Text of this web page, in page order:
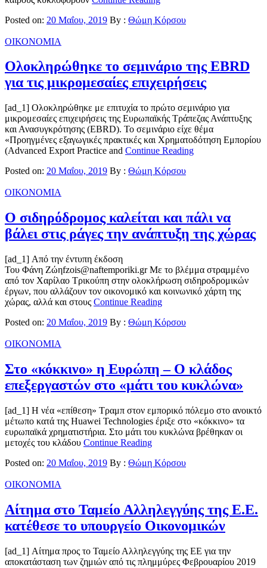
Posted on: 20 Μαΐου, 2019 By : Θώμη Κόρσου
ΟΙΚΟΝΟΜΙΑ
Ολοκληρώθηκε το σεμινάριο της EBRD
για τις μικρομεσαίες επιχειρήσεις
[ad_1] Oλοκληρώθηκε με επιτυχία το πρώτο σεμινάριο για
μικρομεσαίες επιχειρήσεις της Ευρωπαϊκής Τράπεζας Ανάπτυξης
και Ανασυγκρότησης (EBRD). Το σεμινάριο είχε θέμα
«Προηγμένες εξαγωγικές πρακτικές και Χρηματοδότηση Εμπορίου
(Advanced Export Practice and Continue Reading
Posted on: 20 Μαΐου, 2019 By : Θώμη Κόρσου
ΟΙΚΟΝΟΜΙΑ
Ο σιδηρόδρομος καλείται και πάλι να
βάλει στις ράγες την ανάπτυξη της χώρας
[ad_1] Από την έντυπη έκδοση
Του Φάνη Ζώηfzois@naftemporiki.gr Με το βλέμμα στραμμένο
από τον Χαρίλαο Τρικούπη στην ολοκλήρωση σιδηροδρομικών
έργων, που αλλάζουν τον οικονομικό και κοινωνικό χάρτη της
χώρας, αλλά και στους Continue Reading
Posted on: 20 Μαΐου, 2019 By : Θώμη Κόρσου
ΟΙΚΟΝΟΜΙΑ
Στο «κόκκινο» η Ευρώπη – Ο κλάδος
επεξεργαστών στο «μάτι του κυκλώνα»
[ad_1] Η νέα «επίθεση» Τραμπ στον εμπορικό πόλεμο στο ανοικτό
μέτωπο κατά της Huawei Technologies έριξε στο «κόκκινο» τα
ευρωπαϊκά χρηματιστήρια. Στο μάτι του κυκλώνα βρέθηκαν οι
μετοχές του κλάδου Continue Reading
Posted on: 20 Μαΐου, 2019 By : Θώμη Κόρσου
ΟΙΚΟΝΟΜΙΑ
Αίτημα στο Ταμείο Αλληλεγγύης της Ε.Ε.
κατέθεσε το υπουργείο Οικονομικών
[ad_1] Αίτημα προς το Ταμείο Αλληλεγγύης της ΕΕ για την
αποκατάσταση των ζημιών από τις πλημμύρες Φεβρουαρίου 2019